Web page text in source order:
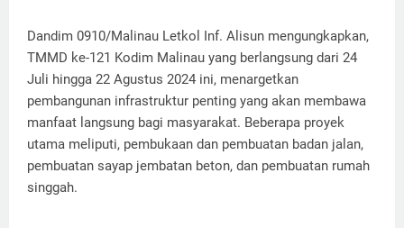
Dandim 0910/Malinau Letkol Inf. Alisun mengungkapkan,
TMMD ke-121 Kodim Malinau yang berlangsung dari 24
Juli hingga 22 Agustus 2024 ini, menargetkan
pembangunan infrastruktur penting yang akan membawa
manfaat langsung bagi masyarakat. Beberapa proyek
utama meliputi, pembukaan dan pembuatan badan jalan,
pembuatan sayap jembatan beton, dan pembuatan rumah
singgah.